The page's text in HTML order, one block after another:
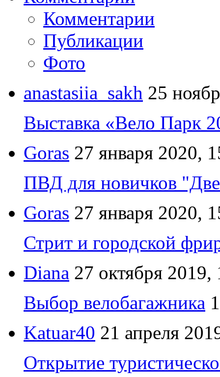
Комментарии
Публикации
Фото
anastasiia_sakh 25
Выставка «Вело Парк
Goras 27 января 2020,
ПВД для новичков
Goras 27 января 2020,
Стрит и городской
Diana 27 октября 2019,
Выбор велобагажника
Katuar40 21 апреля
Открытие